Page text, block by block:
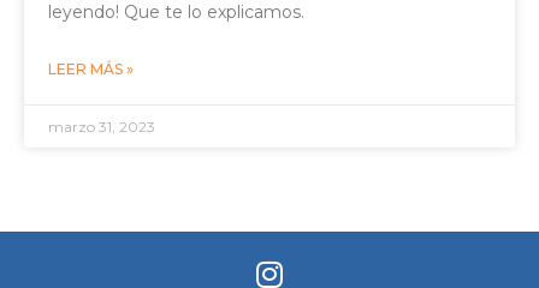
leyendo! Que te lo explicamos.
LEER MÁS »
marzo 31, 2023